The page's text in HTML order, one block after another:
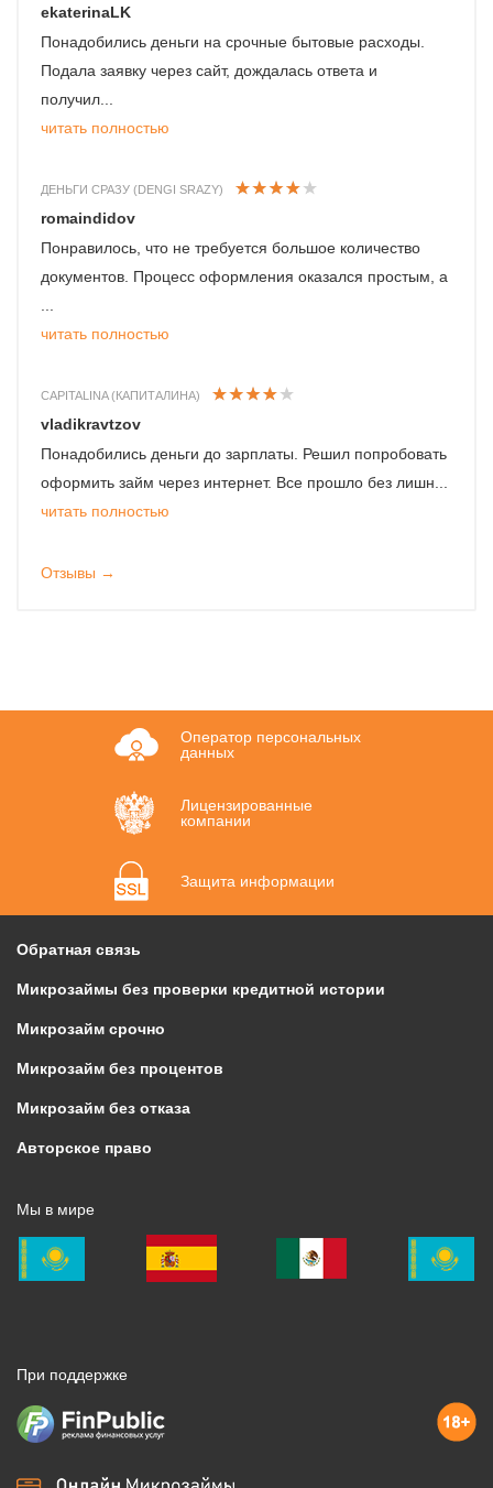
ekaterinaLK
Понадобились деньги на срочные бытовые расходы.
Подала заявку через сайт, дождалась ответа и
получил...
читать полностью
ДЕНЬГИ СРАЗУ (DENGI SRAZY)
romaindidov
Понравилось, что не требуется большое количество
документов. Процесс оформления оказался простым, а
...
читать полностью
CAPITALINA (КАПИТАЛИНА)
vladikravtzov
Понадобились деньги до зарплаты. Решил попробовать
оформить займ через интернет. Все прошло без лишн...
читать полностью
Отзывы →
Оператор персональных
данных
Лицензированные
компании
Защита информации
Обратная связь
Микрозаймы без проверки кредитной истории
Микрозайм срочно
Микрозайм без процентов
Микрозайм без отказа
Авторское право
Мы в мире
При поддержке